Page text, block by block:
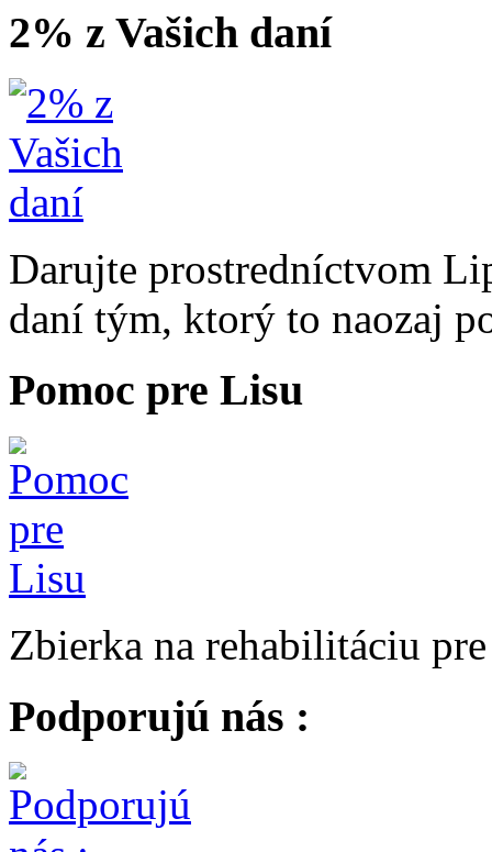
2% z Vašich daní
Darujte prostredníctvom
daní tým, ktorý to naozaj
Pomoc pre Lisu
Zbierka na rehabilitáciu
Podporujú nás :